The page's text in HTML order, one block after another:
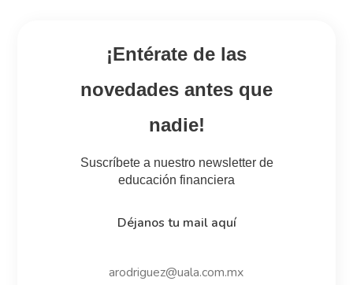
¡Entérate de las
novedades antes que
nadie!
Suscríbete a nuestro newsletter de
educación financiera
Déjanos tu mail aquí